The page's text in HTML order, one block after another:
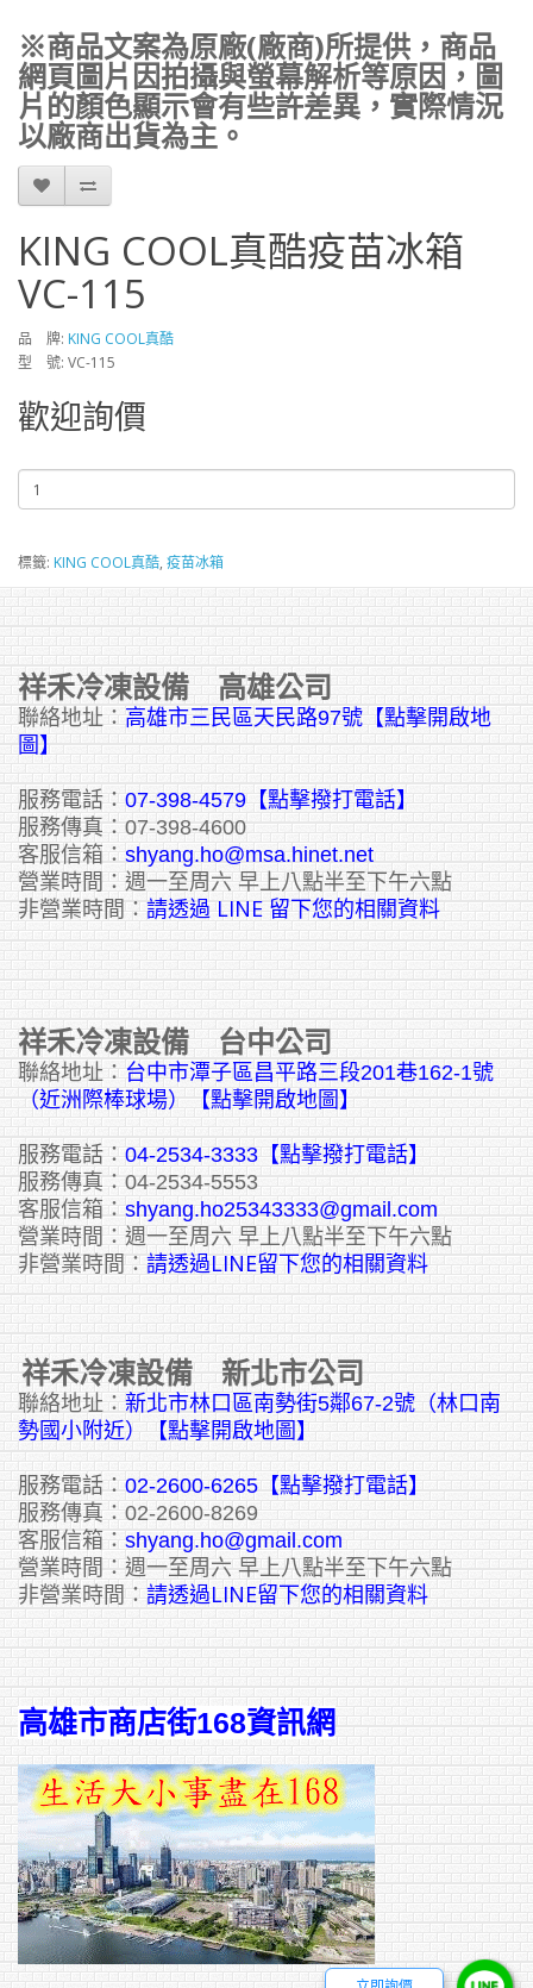
※商品文案為原廠(廠商)所提供，商品
網頁圖片因拍攝與螢幕解析等原因，圖
片的顏色顯示會有些許差異，實際情況
以廠商出貨為主。
KING COOL真酷疫苗冰箱
VC-115
品 牌: KING COOL真酷
型 號: VC-115
歡迎詢價
標籤: KING COOL真酷, 疫苗冰箱
祥禾冷凍設備 高雄公司
聯絡地址： 高雄市三民區天民路97號【點擊開啟地
圖】
服務電話： 07-398-4579【點擊撥打電話】
服務傳真：07-398-4600
客服信箱： shyang.ho@msa.hinet.net
營業時間：週一至周六 早上八點半至下午六點
非營業時間： 請透過 LINE 留下您的相關資料
祥禾冷凍設備 台中公司
聯絡地址： 台中市潭子區昌平路三段201巷162-1號
（近洲際棒球場）【點擊開啟地圖】
服務電話： 04-2534-3333 【點擊撥打電話】
服務傳真：04-2534-5553
客服信箱： shyang.ho25343333@gmail.com
營業時間：週一至周六 早上八點半至下午六點
非營業時間： 請透過LINE留下您的相關資料
祥禾冷凍設備 新北市公司
聯絡地址： 新北市林口區南勢街5鄰67-2號（林口南
勢國小附近）【點擊開啟地圖】
服務電話： 02-2600-6265 【點擊撥打電話】
服務傳真：02-2600-8269
客服信箱： shyang.ho@gmail.com
營業時間：週一至周六 早上八點半至下午六點
非營業時間： 請透過LINE留下您的相關資料
高雄市商店街168資訊網